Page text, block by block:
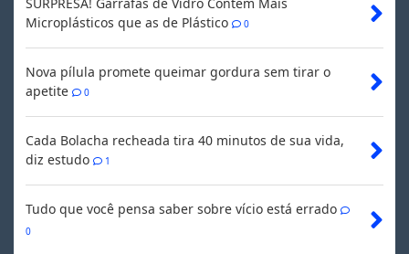
Microplásticos que as de Plástico
0
Nova pílula promete queimar gordura sem tirar o
apetite
0
Cada Bolacha recheada tira 40 minutos de sua vida,
diz estudo
1
Tudo que você pensa saber sobre vício está errado
0